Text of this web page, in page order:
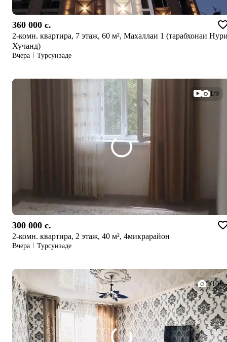
360 000 c.
2-комн. квартира, 7 этаж, 60 м², Махаллаи 1 (тарабхонаи
Хучанд)
Вчера Турсунзаде
1/9
300 000 c.
2-комн. квартира, 2 этаж, 40 м², 4микрарайон
Вчера Турсунзаде
1/10